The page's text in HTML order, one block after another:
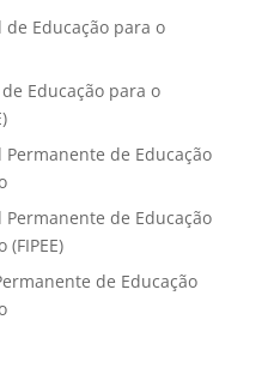
de Educação para o
Educação para o
Permanente de Educação
de Educação
de Educação